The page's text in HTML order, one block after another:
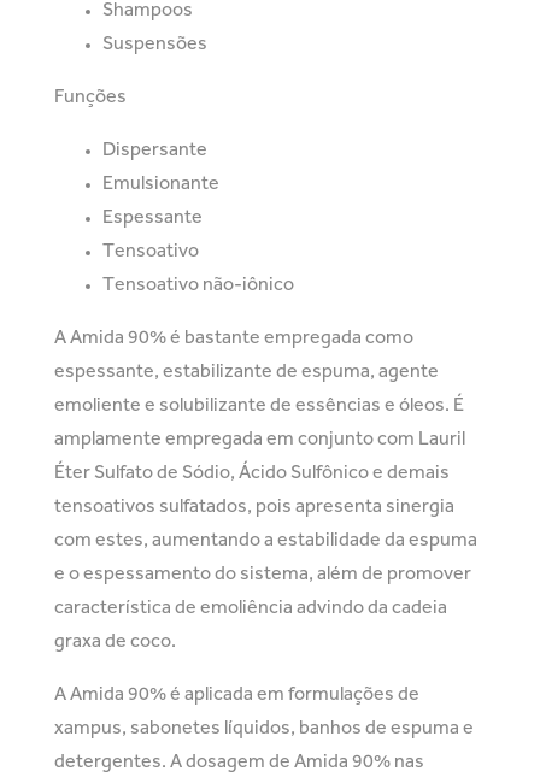
Shampoos
Suspensões
Funções
Dispersante
Emulsionante
Espessante
Tensoativo
Tensoativo não-iônico
A Amida 90% é bastante empregada como
espessante, estabilizante de espuma, agente
emoliente e solubilizante de essências e óleos. É
amplamente empregada em conjunto com Lauril
Éter Sulfato de Sódio, Ácido Sulfônico e demais
tensoativos sulfatados, pois apresenta sinergia
com estes, aumentando a estabilidade da espuma
e o espessamento do sistema, além de promover
característica de emoliência advindo da cadeia
graxa de coco.
A Amida 90% é aplicada em formulações de
xampus, sabonetes líquidos, banhos de espuma e
detergentes. A dosagem de Amida 90% nas